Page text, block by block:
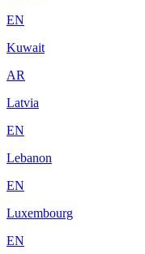
EN
Kuwait
AR
Latvia
EN
Lebanon
EN
Luxembourg
EN